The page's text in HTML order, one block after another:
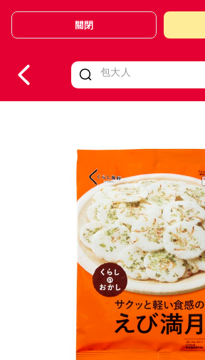
Valid Until 30 June 2026
關閉